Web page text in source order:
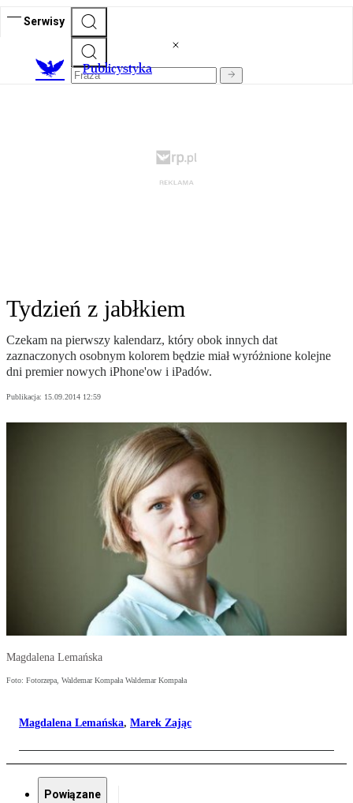
Serwisy
Publicystyka
Tydzień z jabłkiem
Czekam na pierwszy kalendarz, który obok innych dat
zaznaczonych osobnym kolorem będzie miał wyróżnione kolejne
dni premier nowych iPhone'ow i iPadów.
Publikacja: 15.09.2014 12:59
Magdalena Lemańska
Foto: Fotorzepa, Waldemar Kompała Waldemar Kompała
Magdalena Lemańska, Marek Zając
Powiązane